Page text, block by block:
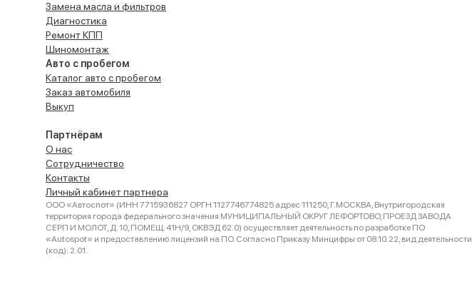
Замена масла и фильтров
Диагностика
Ремонт КПП
Шиномонтаж
Авто с пробегом
Каталог авто с пробегом
Заказ автомобиля
Выкуп
Партнёрам
О нас
Сотрудничество
Контакты
Личный кабинет партнера
ООО «Автоспот» (ИНН 7715936827 ОРГН 1127746774825 адрес 111250, Г.МОСКВА, Внутригородская
территория города федерального значения МУНИЦИПАЛЬНЫЙ ОКРУГ ЛЕФОРТОВО, ПРОЕЗД ЗАВОДА
СЕРП И МОЛОТ, Д. 10, ПОМЕЩ. 41Н/9, ОКВЭД 62.0) осуществляет деятельность по разработке ПО
«Autospot» и предоставлению лицензий на ПО. Согласно Приказу Минцифры от 08.10.22, вид деятельности
(код): 2.01.